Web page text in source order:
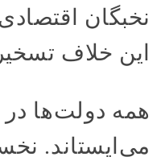
نخبگان
این خلاف
همه دولت‌ها
می‌ایستاند.